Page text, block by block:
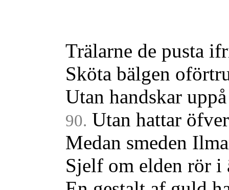
Trälarne de pusta
Sköta bälgen
Utan handskar
90. Utan hattar
Medan smeden
Sjelf om elden rör i